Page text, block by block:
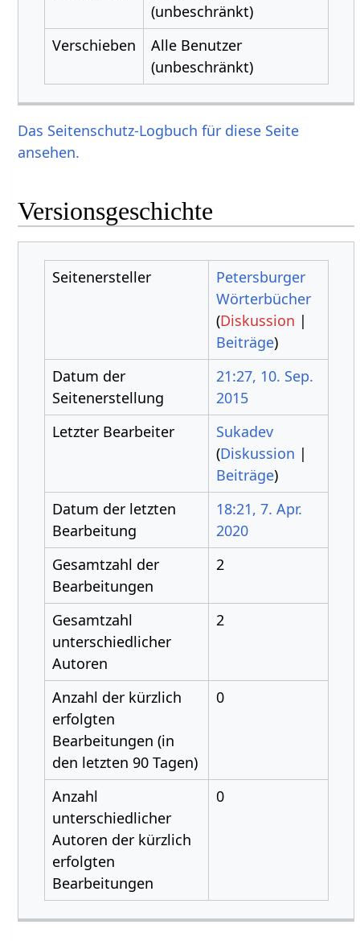
(unbeschränkt)
Verschieben
Alle Benutzer
(unbeschränkt)
Das Seitenschutz-Logbuch für diese Seite
ansehen.
Versionsgeschichte
Seitenersteller
Petersburger
Wörterbücher
(Diskussion |
Beiträge)
Datum der
Seitenerstellung
21:27, 10. Sep.
2015
Letzter Bearbeiter
Sukadev
(Diskussion |
Beiträge)
Datum der letzten
Bearbeitung
18:21, 7. Apr.
2020
Gesamtzahl der
Bearbeitungen
2
Gesamtzahl
unterschiedlicher
Autoren
2
Anzahl der kürzlich
erfolgten
Bearbeitungen (in
den letzten 90 Tagen)
0
Anzahl
unterschiedlicher
Autoren der kürzlich
erfolgten
Bearbeitungen
0